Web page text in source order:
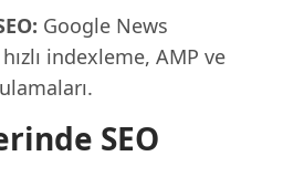
Google News
indexleme, AMP ve
SEO